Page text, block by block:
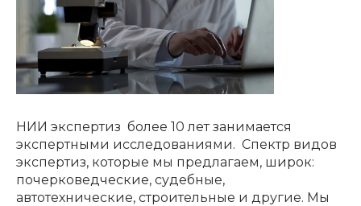
НИИ экспертиз более 10 лет занимается
экспертными исследованиями. Спектр видов
экспертиз, которые мы предлагаем, широк:
почерковедческие, судебные,
автотехнические, строительные и другие. Мы